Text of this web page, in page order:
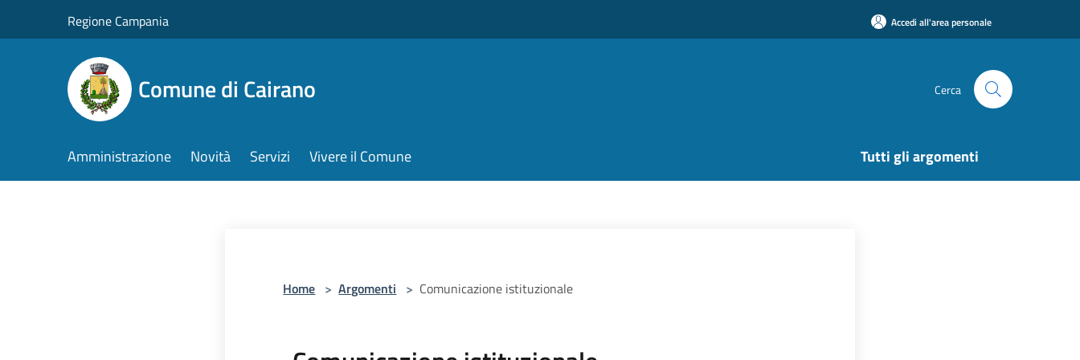
Regione Campania Accedi all'area personale
Comune di Cairano Cerca
Amministrazione Novità Servizi Vivere il Comune Tutti gli argomenti
Home > Argomenti > Comunicazione istituzionale